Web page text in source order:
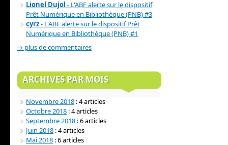
Lionel Dujol - L'ABF alerte sur le dispositif
Prêt Numérique en Bibliothèque (PNB) #3
cyrz- L'ABF alerte sur le dispositif Prêt
Numérique en Bibliothèque (PNB) #1
→ plus de commentaires
ARCHIVES PAR MOIS
Novembre 2018 : 4 articles
Octobre 2018 : 4 articles
Septembre 2018 : 6 articles
Juin 2018 : 4 articles
Mai 2018 : 6 articles